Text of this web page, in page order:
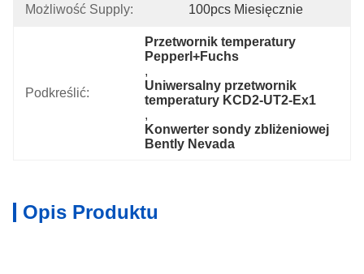
Możliwość Supply: 100pcs Miesięcznie
Podkreślić:
Przetwornik temperatury
Pepperl+Fuchs
,
Uniwersalny przetwornik
temperatury KCD2-UT2-Ex1
,
Konwerter sondy zbliżeniowej
Bently Nevada
Opis Produktu